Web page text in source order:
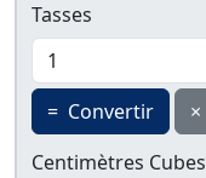
Tasses
= Convertir ×
Centimètres Cubes